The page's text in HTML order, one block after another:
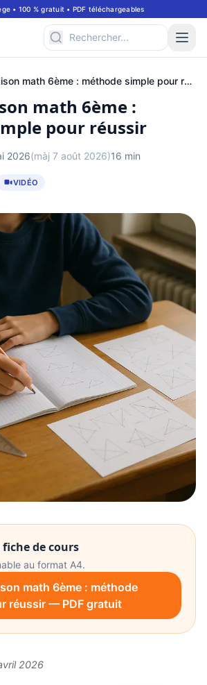
• 100 % gratuit • PDF téléchargeables
Devoir maison math 6ème : méthode simple pour réussir
math 6ème :
pour réussir
2026(màj 7 août 2026)16 min
VIDÉO
de cours
au format A4.
math 6ème : méthode
réussir — PDF gratuit
2026